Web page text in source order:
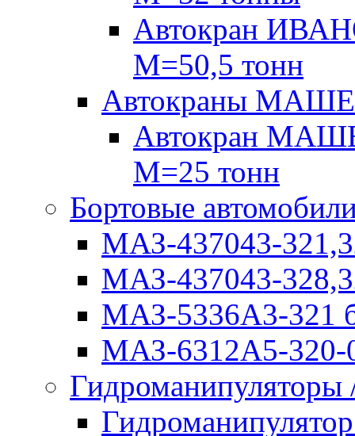
Автокран
М=50,5 тонн
Автокраны
Автокран
М=25 тонн
Бортовые
МАЗ-437043-
МАЗ-437043-
МАЗ-5336А3-321
МАЗ-6312А5-320-